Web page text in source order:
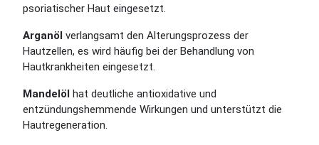
psoriatischer Haut eingesetzt.
Arganöl verlangsamt den Alterungsprozess der
Hautzellen, es wird häufig bei der Behandlung von
Hautkrankheiten eingesetzt.
Mandelöl hat deutliche antioxidative und
entzündungshemmende Wirkungen und unterstützt die
Hautregeneration.